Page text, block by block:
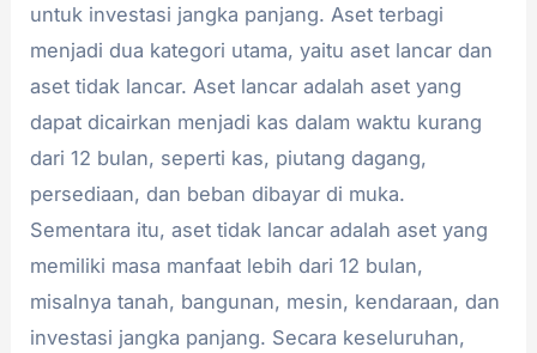
untuk investasi jangka panjang. Aset terbagi
menjadi dua kategori utama, yaitu aset lancar dan
aset tidak lancar. Aset lancar adalah aset yang
dapat dicairkan menjadi kas dalam waktu kurang
dari 12 bulan, seperti kas, piutang dagang,
persediaan, dan beban dibayar di muka.
Sementara itu, aset tidak lancar adalah aset yang
memiliki masa manfaat lebih dari 12 bulan,
misalnya tanah, bangunan, mesin, kendaraan, dan
investasi jangka panjang. Secara keseluruhan,